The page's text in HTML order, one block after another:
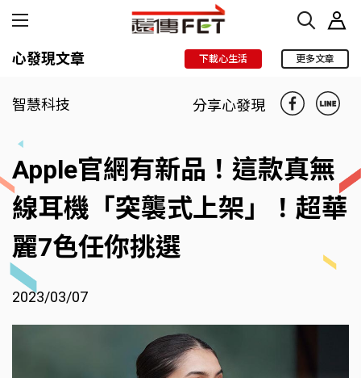
心發現文章 下載心生活 更多文章
智慧科技 分享心發現
Apple官網有新品！這款真無
線耳機「突襲式上架」！超華
麗7色任你挑選
2023/03/07